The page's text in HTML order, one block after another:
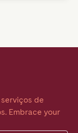
de
Embrace your